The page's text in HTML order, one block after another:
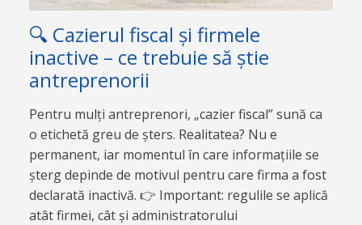
🔍 Cazierul fiscal și firmele
inactive – ce trebuie să știe
antreprenorii
Pentru mulți antreprenori, „cazier fiscal” sună ca
o etichetă greu de șters. Realitatea? Nu e
permanent, iar momentul în care informațiile se
șterg depinde de motivul pentru care firma a fost
declarată inactivă. 👉 Important: regulile se aplică
atât firmei, cât și administratorului